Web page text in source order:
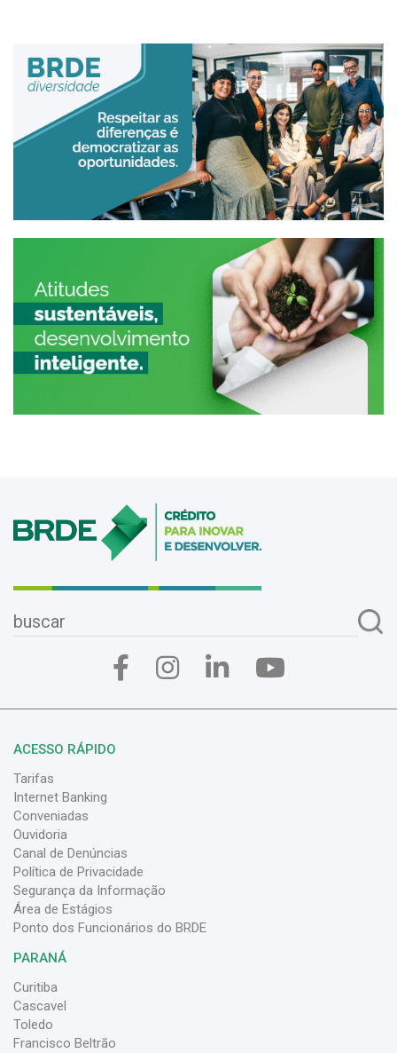
ACESSO RÁPIDO
Tarifas
Internet Banking
Conveniadas
Ouvidoria
Canal de Denúncias
Política de Privacidade
Segurança da Informação
Área de Estágios
Ponto dos Funcionários do BRDE
PARANÁ
Curitiba
Cascavel
Toledo
Francisco Beltrão